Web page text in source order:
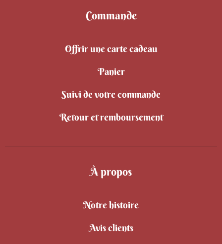
Commande
Offrir une carte cadeau
Panier
Suivi de votre commande
Retour et remboursement
À propos
Notre histoire
Avis clients